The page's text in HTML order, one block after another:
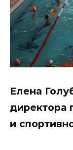
Елена
директора
и